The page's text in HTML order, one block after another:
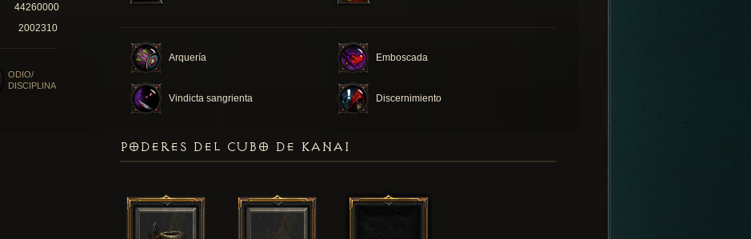
Arquería Emboscada
Vindicta sangrienta Discernimiento
44260000
2002310
ODIO/
DISCIPLINA
PODERES DEL CUBO DE KANAI